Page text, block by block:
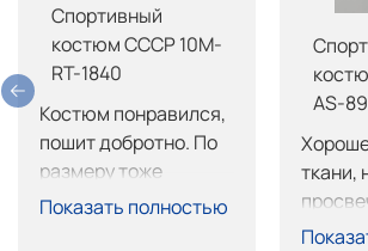
Спортивный
костюм СССР 10M-
RT-1840
Костюм понравился,
пошит добротно. По
размеру тоже
нормально, брюки
Показать полностью
AS-
ткани,
пошив